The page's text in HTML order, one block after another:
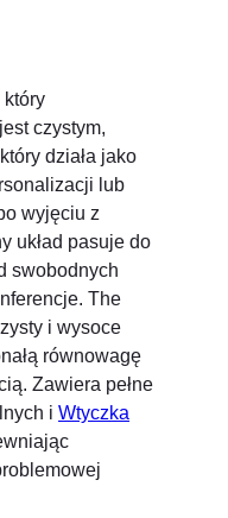
który
czystym,
działa jako
lub
wyjęciu z
układ pasuje do
swobodnych
The
i wysoce
równowagę
Zawiera pełne
i Wtyczka